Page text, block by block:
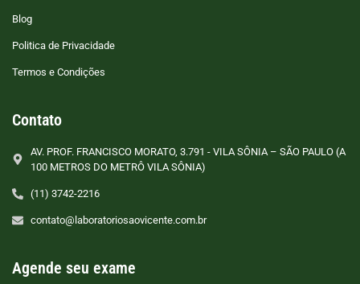
Blog
Politica de Privacidade
Termos e Condições
Contato
AV. PROF. FRANCISCO MORATO, 3.791 - VILA SÔNIA – SÃO PAULO (A
100 METROS DO METRÔ VILA SÔNIA)
(11) 3742-2216
contato@laboratoriosaovicente.com.br
Agende seu exame